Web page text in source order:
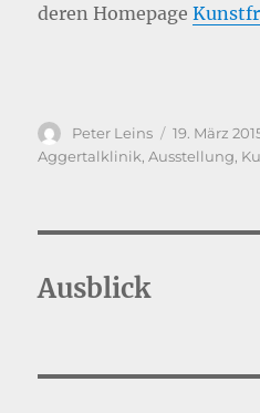
deren Homepage
Autor
Peter Leins
am
19. März
Aggertalklinik,Ausstellung,
Ausblick